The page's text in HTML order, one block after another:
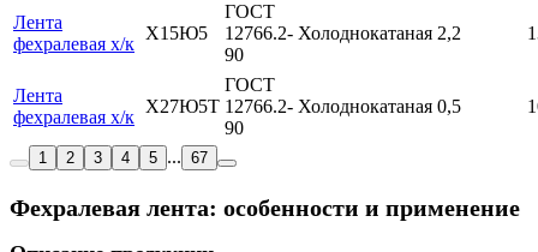
Лента
фехралевая х/к
Х15Ю5
ГОСТ
12766.2-
90
Холоднокатаная 2,2
Лента
фехралевая х/к
Х27Ю5Т
ГОСТ
12766.2-
90
Холоднокатаная 0,5
1 2 3 4 5 ... 67
Фехралевая лента: особенности и применение